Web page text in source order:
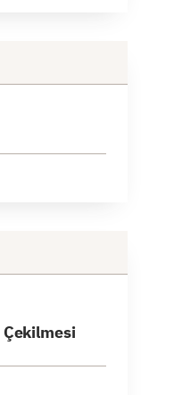
Çekilmesi